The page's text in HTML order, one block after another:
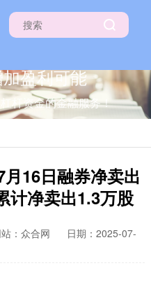
盈利可能
杆资金的金融服务！
16日融券净卖出
计净卖出1.3万股
：众合网
日期：2025-07-